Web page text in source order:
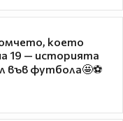
което
19 — историята
във футбола🤩⚽